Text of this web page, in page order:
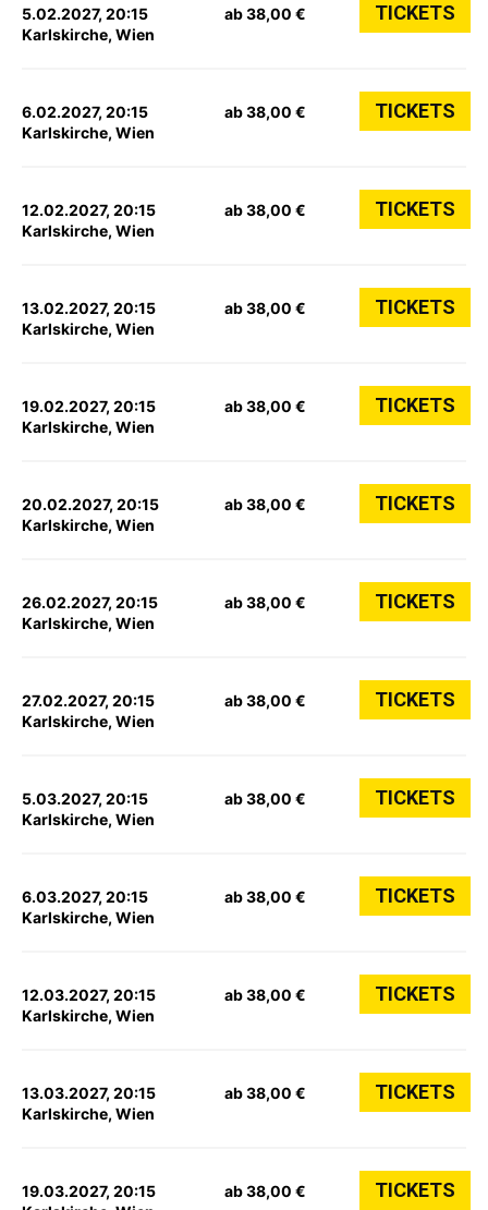
5.02.2027, 20:15
Karlskirche, Wien
ab 38,00 € TICKETS
6.02.2027, 20:15
Karlskirche, Wien
ab 38,00 € TICKETS
12.02.2027, 20:15
Karlskirche, Wien
ab 38,00 € TICKETS
13.02.2027, 20:15
Karlskirche, Wien
ab 38,00 € TICKETS
19.02.2027, 20:15
Karlskirche, Wien
ab 38,00 € TICKETS
20.02.2027, 20:15
Karlskirche, Wien
ab 38,00 € TICKETS
26.02.2027, 20:15
Karlskirche, Wien
ab 38,00 € TICKETS
27.02.2027, 20:15
Karlskirche, Wien
ab 38,00 € TICKETS
5.03.2027, 20:15
Karlskirche, Wien
ab 38,00 € TICKETS
6.03.2027, 20:15
Karlskirche, Wien
ab 38,00 € TICKETS
12.03.2027, 20:15
Karlskirche, Wien
ab 38,00 € TICKETS
13.03.2027, 20:15
Karlskirche, Wien
ab 38,00 € TICKETS
19.03.2027, 20:15
ab 38,00 € TICKETS